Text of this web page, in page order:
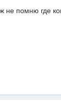
не помню где